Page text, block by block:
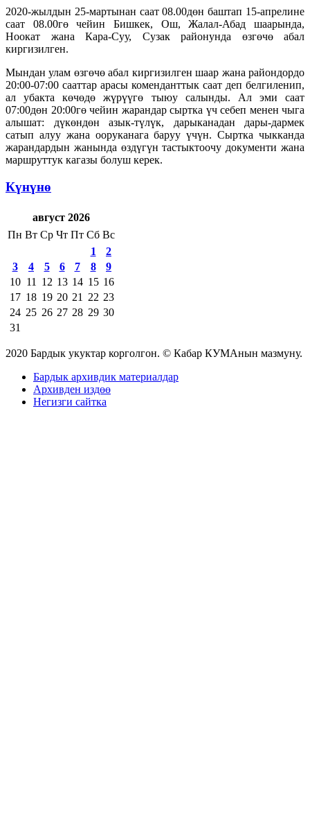
2020-жылдын 25-мартынан саат 08.00дөн баштап 15-апрелине
саат 08.00гө чейин Бишкек, Ош, Жалал-Абад шаарында,
Ноокат жана Кара-Суу, Сузак районунда өзгөчө абал
киргизилген.
Мындан улам өзгөчө абал киргизилген шаар жана райондордо
20:00-07:00 сааттар арасы коменданттык саат деп белгиленип,
ал убакта көчөдө жүрүүгө тыюу салынды. Ал эми саат
07:00дөн 20:00гө чейин жарандар сыртка үч себеп менен чыга
алышат: дүкөндөн азык-түлүк, дарыканадан дары-дармек
сатып алуу жана ооруканага баруу үчүн. Сыртка чыкканда
жарандардын жанында өздүгүн тастыктоочу документи жана
маршруттук кагазы болуш керек.
Күнүнө
август 2026
Пн Вт Ср Чт Пт Сб Вс
1
2
3
4 5 6 7 8
9
10 11 12 13 14 15 16
17 18 19 20 21 22 23
24 25 26 27 28 29 30
31
2020 Бардык укуктар корголгон. © Кабар КУМАнын мазмуну.
Бардык архивдик материалдар
Архивден издөө
Негизги сайтка